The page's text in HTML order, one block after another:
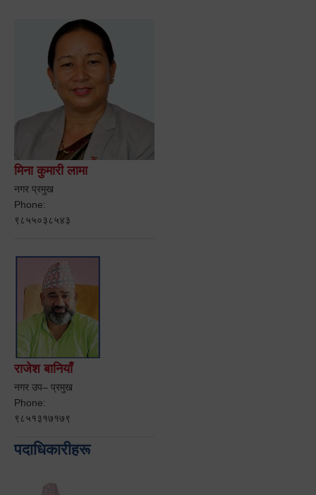
मिना कुमारी लामा
नगर प्रमुख
Phone:
९८५५०३८५४३
राजेश बानियाँ
नगर उप– प्रमुख
Phone:
९८५१३१७१७९
पदाधिकारीहरू